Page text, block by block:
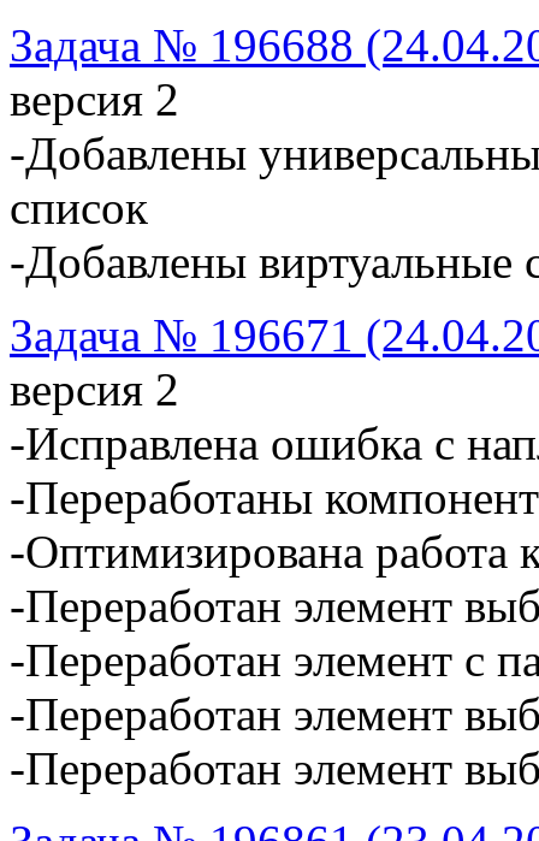
Задача № 196688
версия 2
-Добавлены
список
-Добавлены виртуальные
Задача № 196671
версия 2
-Исправлена ошибка с
-Переработаны
-Оптимизирована работа
-Переработан элемент
-Переработан элемент с
-Переработан элемент
-Переработан элемент